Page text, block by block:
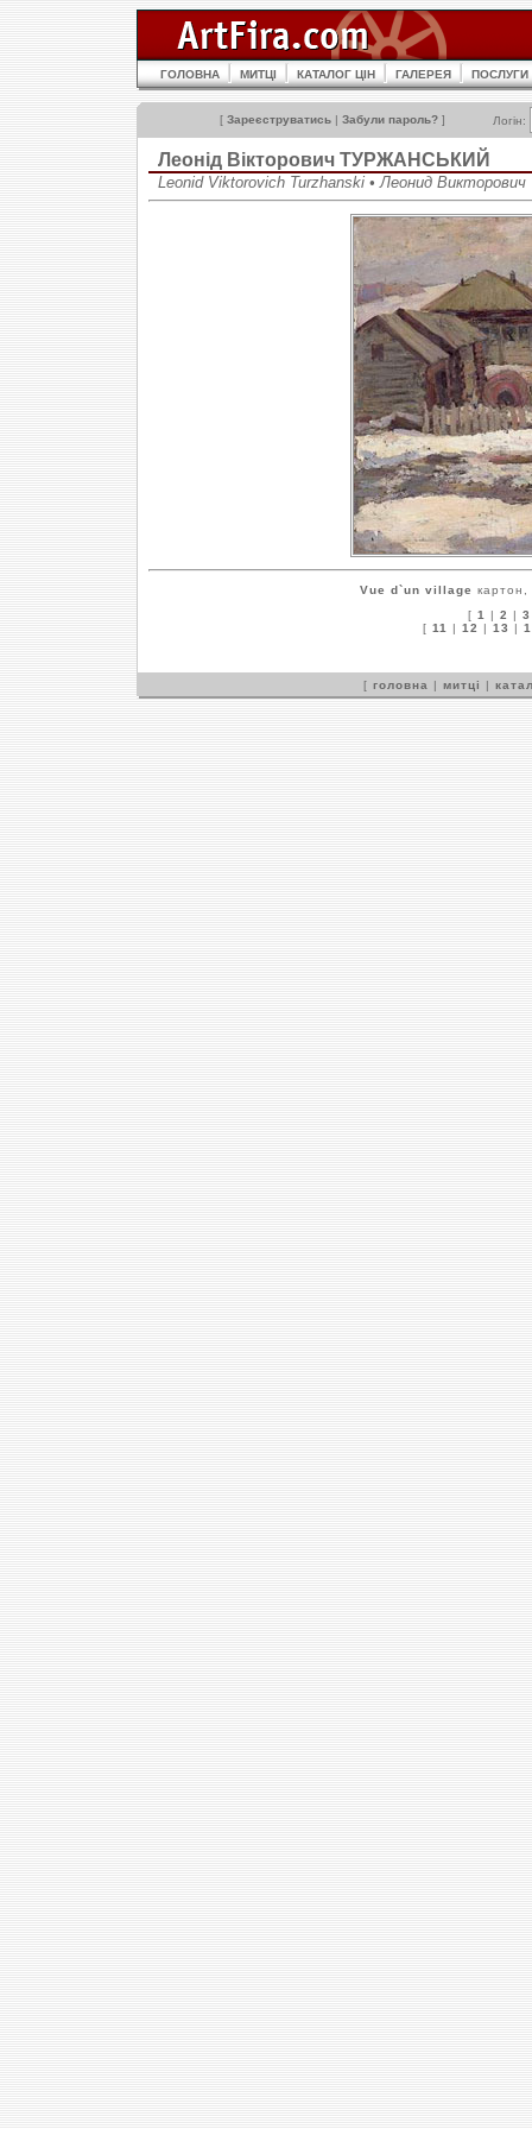
ГОЛОВНА МИТЦІ КАТАЛОГ ЦІН ГАЛЕРЕЯ ПОСЛУГИ
[ Зареєструватись | Забули пароль? ] Логін:
Леонід Вікторович ТУРЖАНСЬКИЙ
Leonid Viktorovich Turzhanski • Леонид Викторович
Vue d`un village
[ 1 | 2 | 3
[ 11 | 12 | 13 |
[ головна | митці |